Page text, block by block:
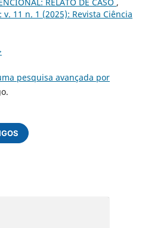
11 n. 1 (2025): Revista Ciência
pesquisa avançada por